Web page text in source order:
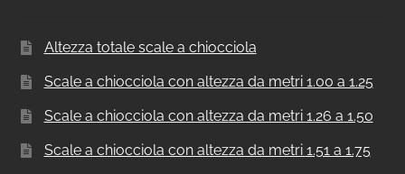
Altezza totale scale a chiocciola
Scale a chiocciola con altezza da metri 1.00 a 1.25
Scale a chiocciola con altezza da metri 1.26 a 1.50
Scale a chiocciola con altezza da metri 1.51 a 1.75